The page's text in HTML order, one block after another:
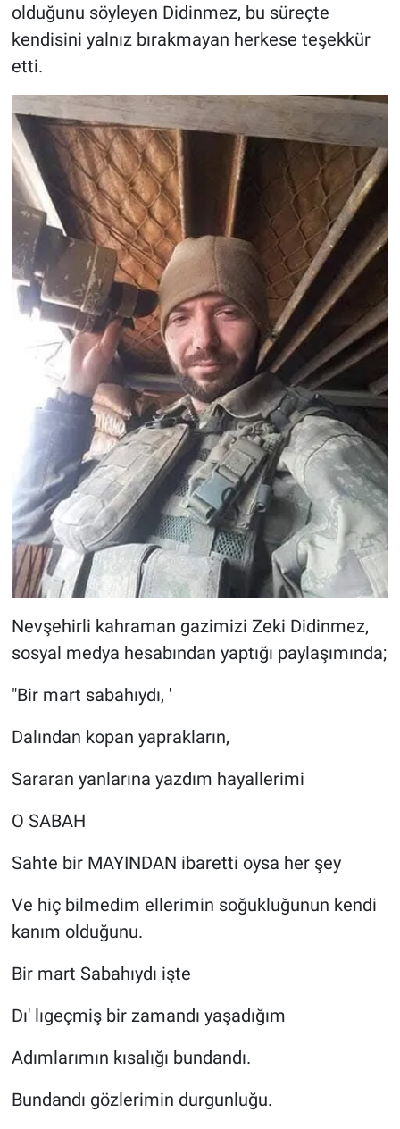
olduğunu söyleyen Didinmez, bu süreçte
kendisini yalnız bırakmayan herkese teşekkür
etti.
Nevşehirli kahraman gazimizi Zeki Didinmez,
sosyal medya hesabından yaptığı paylaşımında;
"Bir mart sabahıydı, '
Dalından kopan yaprakların,
Sararan yanlarına yazdım hayallerimi
O SABAH
Sahte bir MAYINDAN ibaretti oysa her şey
Ve hiç bilmedim ellerimin soğukluğunun kendi
kanım olduğunu.
Bir mart Sabahıydı işte
Dı' lıgeçmiş bir zamandı yaşadığım
Adımlarımın kısalığı bundandı.
Bundandı gözlerimin durgunluğu.